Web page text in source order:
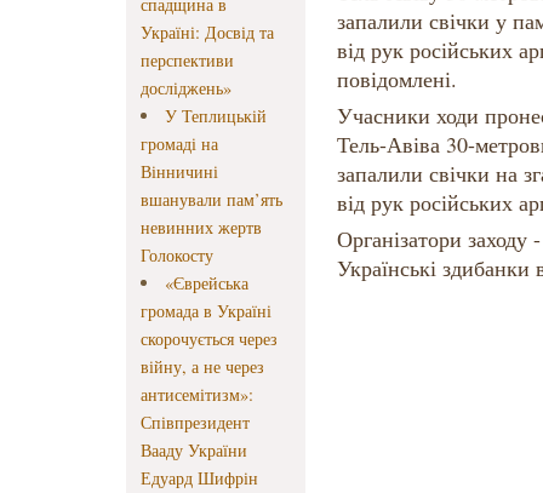
Україні: Досвід та
перспективи
досліджень»
У Теплицькій
громаді на
Вінничині
вшанували пам’ять
невинних жертв
Голокосту
«Єврейська
громада в Україні
скорочується через
війну, а не через
антисемітизм»:
Співпрезидент
Вааду України
Едуард Шифрін
запалили свічки у
від рук російських
повідомлені.
Учасники ходи
Тель-Авіва 30-
запалили свічки на
від рук російських
Організатори
Українські здибанки